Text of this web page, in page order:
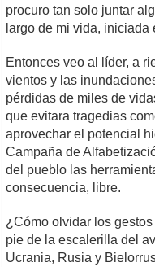
procuro tan solo juntar
largo de mi vida,
Entonces veo al líder, a
vientos y las
pérdidas de miles de
que evitara tragedias
aprovechar el potencial
Campaña de
del pueblo las
consecuencia, libre.
¿Cómo olvidar los
pie de la escalerilla del
Ucrania, Rusia y